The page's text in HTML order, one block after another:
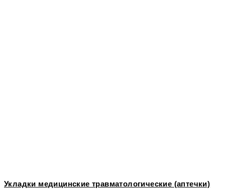
Укладки медицинские травматологические (аптечки)